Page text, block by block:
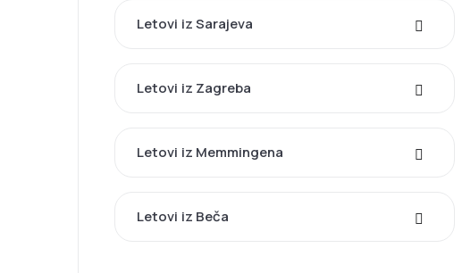
Letovi iz Sarajeva
Letovi iz Zagreba
Letovi iz Memmingena
Letovi iz Beča